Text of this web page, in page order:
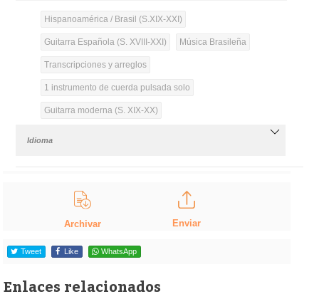
Hispanoamérica / Brasil (S.XIX-XXI)
Guitarra Española (S. XVIII-XXI) Música Brasileña
Transcripciones y arreglos
1 instrumento de cuerda pulsada solo
Guitarra moderna (S. XIX-XX)
Idioma
Archivar Enviar
Tweet Like WhatsApp
Enlaces relacionados